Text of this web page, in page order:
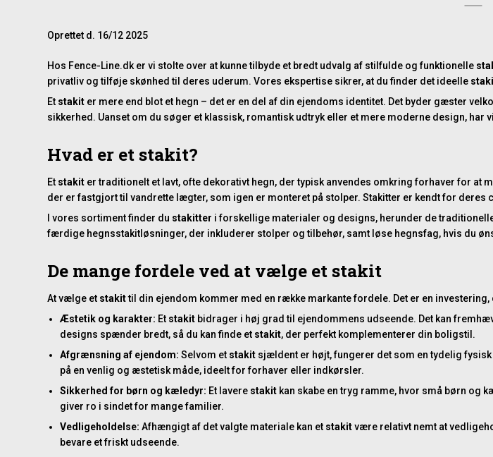
Oprettet d. 16/12 2025
Hos Fence-Line.dk er vi stolte over at kunne tilbyde et bredt udvalg af stilfulde og funktionelle
privatliv og tilføje skønhed til deres uderum. Vores ekspertise sikrer, at du finder det ideelle
Et stakit er mere end blot et hegn – det er en del af din ejendoms identitet. Det byder gæster
sikkerhed. Uanset om du søger et klassisk, romantisk udtryk eller et mere moderne design, har
Hvad er et stakit?
Et stakit er traditionelt et lavt, ofte dekorativt hegn, der typisk anvendes omkring forhaver for
der er fastgjort til vandrette lægter, som igen er monteret på stolper. Stakitter er kendt for
I vores sortiment finder du stakitter i forskellige materialer og designs, herunder de
færdige hegnsstakitløsninger, der inkluderer stolper og tilbehør, samt løse hegnsfag, hvis du
De mange fordele ved at vælge et stakit
At vælge et stakittil din ejendom kommer med en række markante fordele. Det er en
Æstetik og karakter: Et stakitbidrager i høj grad til ejendommens udseende. Det kan
designs spænder bredt, så du kan finde et stakit, der perfekt komplementerer din boligstil.
Afgrænsning af ejendom: Selvom et stakitsjældent er højt, fungerer det som en tydelig
på en venlig og æstetisk måde, ideelt for forhaver eller indkørsler.
Sikkerhed for børn og kæledyr: Et lavere stakitkan skabe en tryg ramme, hvor små børn og
giver ro i sindet for mange familier.
Vedligeholdelse: Afhængigt af det valgte materiale kan et stakitvære relativt nemt at
bevare et friskt udseende.